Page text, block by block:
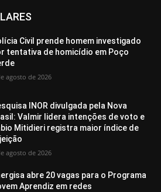
Civil prende homem investigado
tentativa de homicídio em Poço
agosto de 2026
INOR divulgada pela Nova
Valmir lidera intenções de voto e
Mitidieri registra maior índice de
agosto de 2026
abre 20 vagas para o Programa
Aprendiz em redes